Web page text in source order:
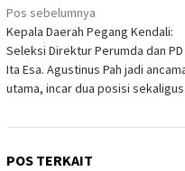
Navigasi
pos
Pos sebelumnya
Kepala Daerah Pegang Kendali:
Seleksi Direktur Perumda dan PD
Ita Esa. Agustinus Pah jadi
utama, incar dua posisi sekaligus.
POS TERKAIT